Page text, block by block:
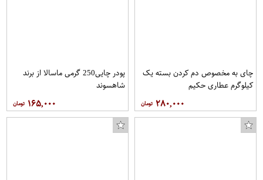
چای به مخصوص دم کردن بسته یک
کیلوگرم عطاری حکیم
۲۸۰,۰۰۰
پودر چایی250 گرمی ماسالا از برند
شاهسوند
۱۶۵,۰۰۰